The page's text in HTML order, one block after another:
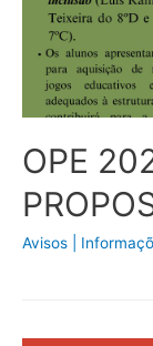
OPE
Avisos |